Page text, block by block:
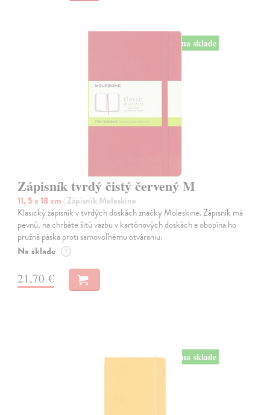
na sklade
Zápisník tvrdý čistý červený M
11, 5 x 18 cm | Zápisník Moleskine
Klasický zápisník v tvrdých doskách značky Moleskine. Zápisník má
pevnú, na chrbáte šitú väzbu v kartónových doskách a obopína ho
pružná páska proti samovoľnému otváraniu.
Na sklade ?
21,70 €
na sklade